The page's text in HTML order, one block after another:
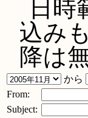
日時
込み
降は
から
From:
Subject: